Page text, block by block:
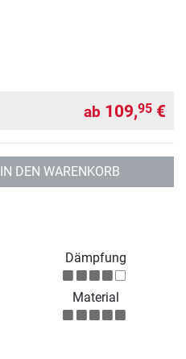
ab 109,95 €
IN DEN WARENKORB
Dämpfung
Material